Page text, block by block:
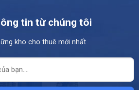
tin từ chúng tôi
kho cho thuê mới nhất